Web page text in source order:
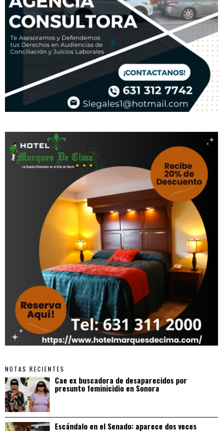
NOTAS RECIENTES
Cae ex buscadora de desaparecidos por
presunto feminicidio en Sonora
Escándalo en el Senado: aparece dos veces